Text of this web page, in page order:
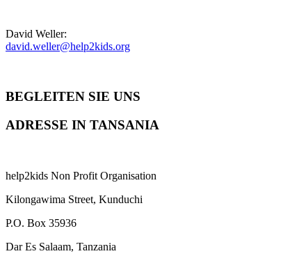
David Weller:
david.weller@help2kids.org
BEGLEITEN SIE UNS
ADRESSE IN TANSANIA
help2kids Non Profit Organisation
Kilongawima Street, Kunduchi
P.O. Box 35936
Dar Es Salaam, Tanzania